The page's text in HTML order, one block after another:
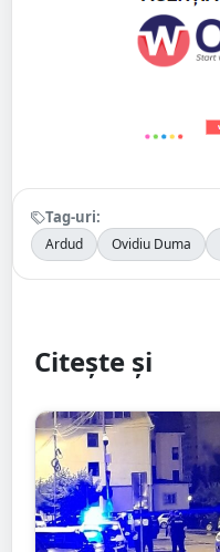
Tag-uri:
Ardud Ovidiu Duma
Citește și